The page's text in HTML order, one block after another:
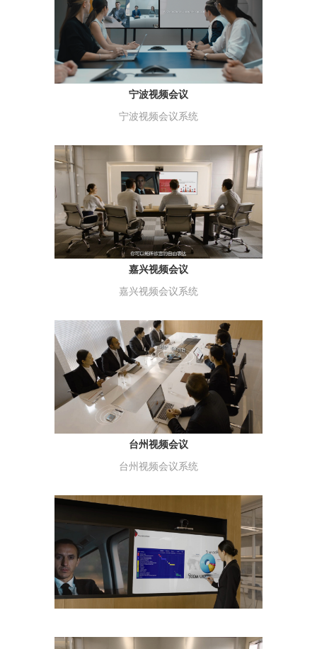
宁波视频会议
宁波视频会议系统
嘉兴视频会议
嘉兴视频会议系统
台州视频会议
台州视频会议系统